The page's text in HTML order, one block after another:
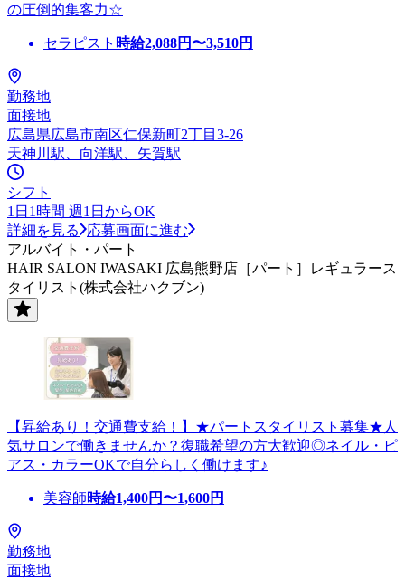
の圧倒的集客力☆
セラピスト 時給2,088円〜3,510円
勤務地
面接地
広島県広島市南区仁保新町2丁目3-26
天神川駅、向洋駅、矢賀駅
シフト
1日1時間 週1日からOK
詳細を見る
応募画面に進む
アルバイト・パート
HAIR SALON IWASAKI 広島熊野店［パート］レギュラース
タイリスト(株式会社ハクブン)
【昇給あり！交通費支給！】★パートスタイリスト募集★人
気サロンで働きませんか？復職希望の方大歓迎◎ネイル・ピ
アス・カラーOKで自分らしく働けます♪
美容師時給1,400円〜1,600円
勤務地
面接地